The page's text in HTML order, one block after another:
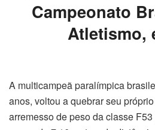
Campeonato
Atletismo,
A multicampeã paralímpica
anos, voltou a quebrar seu
arremesso de peso da classe